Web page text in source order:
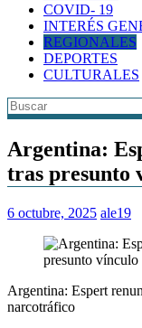
COVID- 19
INTERÉS
REGIONALES
DEPORTES
CULTURALES
Argentina:
tras presunto
6 octubre, 2025 ale19
Argentina: Espert
narcotráfico